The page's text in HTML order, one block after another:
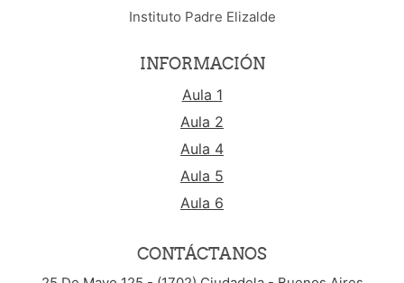
Instituto Padre Elizalde
INFORMACIÓN
Aula 1
Aula 2
Aula 4
Aula 5
Aula 6
CONTÁCTANOS